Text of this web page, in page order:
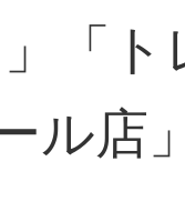
「
ル店